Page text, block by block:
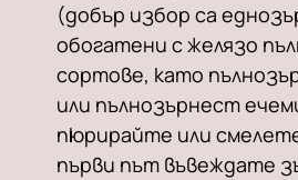
(добър избор са
обогатени с желязо
сортове, като
или пълнозърнест
пюрирайте или
първи път въвеждате